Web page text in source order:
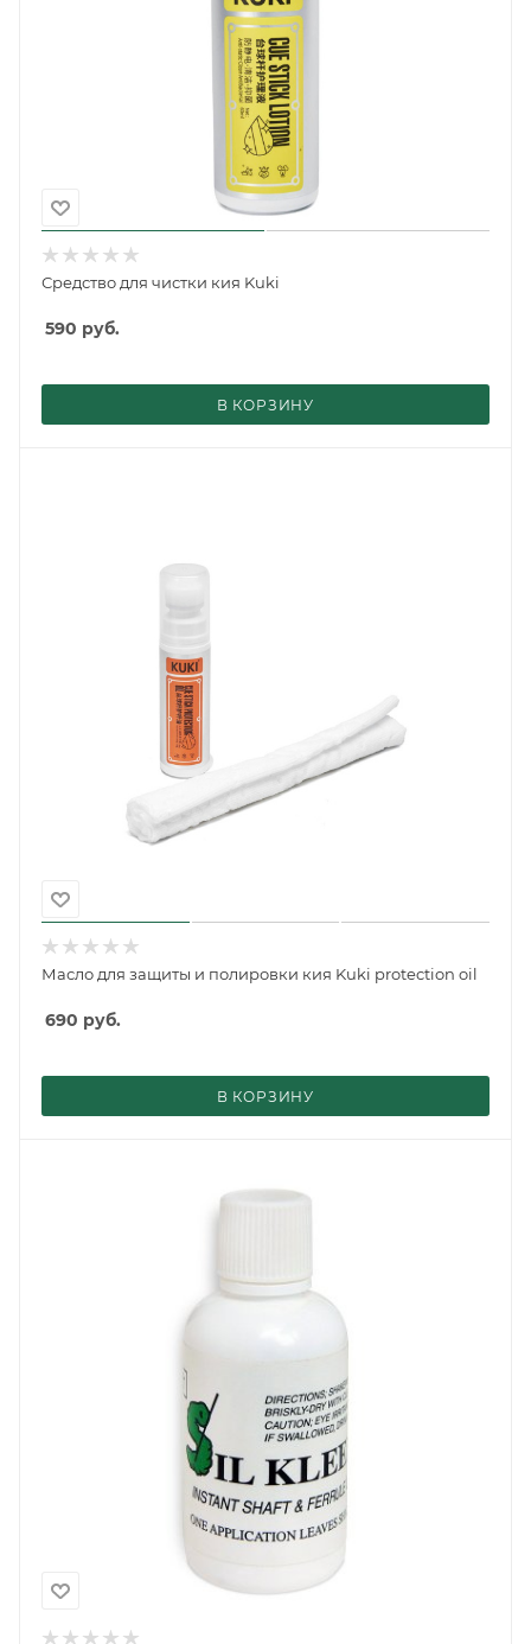
Средство для чистки кия Kuki
590 руб.
В КОРЗИНУ
Масло для защиты и полировки кия Kuki protection oil
690 руб.
В КОРЗИНУ